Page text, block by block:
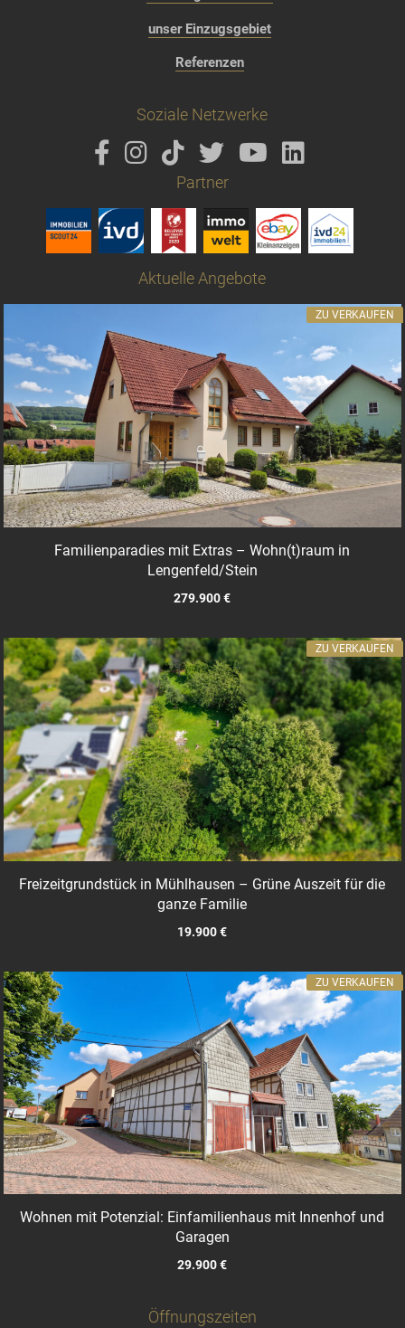
unser Einzugsgebiet
Referenzen
Soziale Netzwerke
Partner
Aktuelle Angebote
Familienparadies mit Extras – Wohn(t)raum in
Lengenfeld/Stein
279.900 €
ZU VERKAUFEN
Freizeitgrundstück in Mühlhausen – Grüne Auszeit für die
ganze Familie
19.900 €
ZU VERKAUFEN
Wohnen mit Potenzial: Einfamilienhaus mit Innenhof und
Garagen
29.900 €
ZU VERKAUFEN
Öffnungszeiten